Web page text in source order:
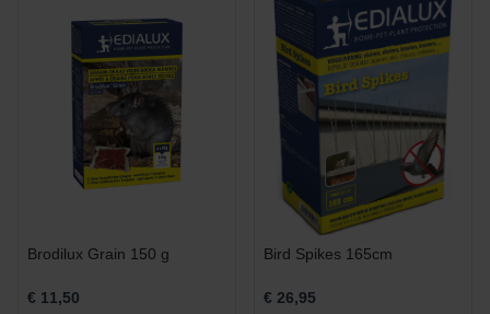
Brodilux Grain 150 g
€ 11,50
Bird Spikes 165cm
€ 26,95